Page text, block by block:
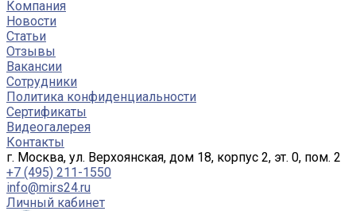
Компания
Новости
Статьи
Отзывы
Вакансии
Сотрудники
Политика конфиденциальности
Сертификаты
Видеогалерея
Контакты
г. Москва, ул. Верхоянская, дом 18, корпус 2, эт. 0, пом. 2
+7 (495) 211-1550
info@mirs24.ru
Личный кабинет